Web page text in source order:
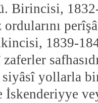
Birincisi,
ordularını
1839-
yollarla
İskenderiyye